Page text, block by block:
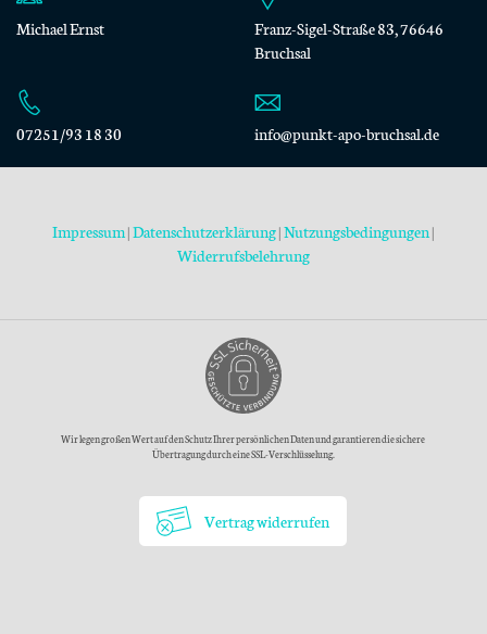
Michael Ernst
Franz-Sigel-Straße 83, 76646
Bruchsal
07251/93 18 30 info@punkt-apo-bruchsal.de
Impressum|Datenschutzerklärung|Nutzungsbedingungen|
Widerrufsbelehrung
Wir legen großen Wert auf den Schutz Ihrer persönlichen Daten und garantieren die sichere
Übertragung durch eine SSL-Verschlüsselung.
Vertrag widerrufen